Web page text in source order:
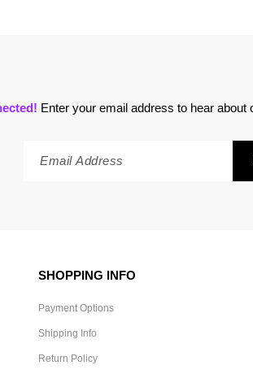
Enter your email address to hear
SHOPPING INFO
Payment Options
Shipping Info
Return Policy